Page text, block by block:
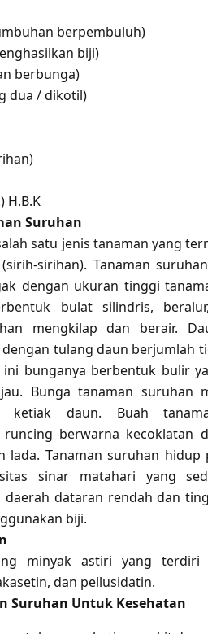
berpembuluh)
biji)
berbunga)
dua / dikotil)
H.B.K
Suruhan
satu jenis tanaman yang
(sirih-sirihan). Tanaman
dengan ukuran tinggi
bulat silindris,
mengkilap dan berair.
tulang daun berjumlah
bunganya berbentuk bulir
Bunga tanaman suruhan
daun. Buah
berwarna kecoklatan
Tanaman suruhan hidup
sinar matahari yang
dataran rendah dan
biji.
minyak astiri yang terdiri
dan pellusidatin.
Suruhan Untuk Kesehatan